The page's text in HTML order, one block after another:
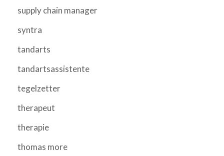
supply chain manager
syntra
tandarts
tandartsassistente
tegelzetter
therapeut
therapie
thomas more